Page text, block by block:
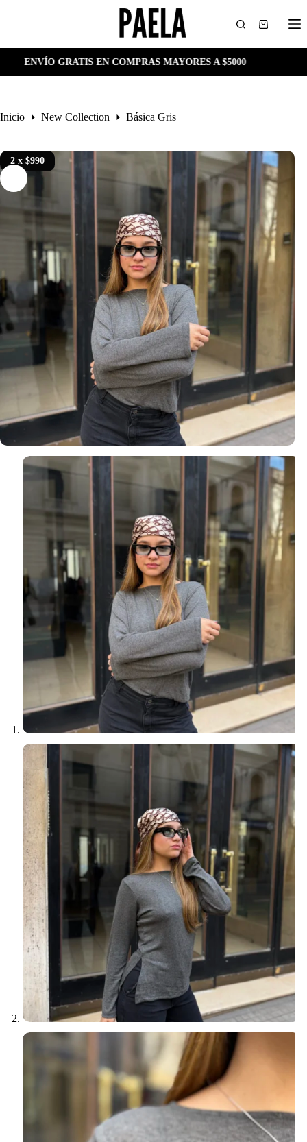
Carro
GRATIS EN COMPRAS MAYORES A $5000
Inicio New Collection Básica Gris
2 x $990